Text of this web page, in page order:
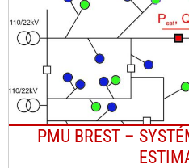
PMU BREST –